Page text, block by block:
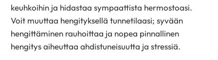
keuhkoihin ja hidastaa sympaattista hermostoasi.
Voit muuttaa hengityksellä tunnetilaasi; syvään
hengittäminen rauhoittaa ja nopea pinnallinen
hengitys aiheuttaa ahdistuneisuutta ja stressiä.